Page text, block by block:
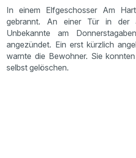
In einem Elfgeschosser Am
gebrannt. An einer Tür in der
Unbekannte am
angezündet. Ein erst kürzlich
warnte die Bewohner. Sie
selbst gelöschen.